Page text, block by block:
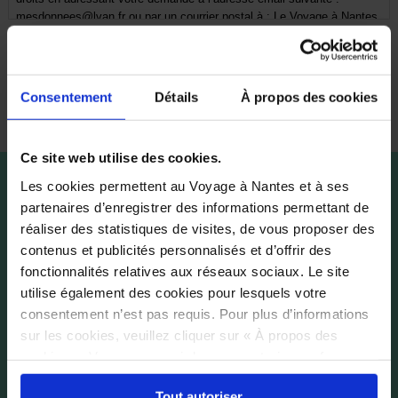
Consentement Détails À propos des cookies
Ce site web utilise des cookies.
Les cookies permettent au Voyage à Nantes et à ses
partenaires d’enregistrer des informations permettant de
réaliser des statistiques de visites, de vous proposer des
contenus et publicités personnalisés et d’offrir des
fonctionnalités relatives aux réseaux sociaux. Le site
utilise également des cookies pour lesquels votre
consentement n’est pas requis. Pour plus d’informations
sur les cookies, veuillez cliquer sur « À propos des
sélectionner les cookies selon les finalités via l'onglet
mesdonnees@lvan.frou par un courrier postal à : Le Voyage à Nantes,
copie de votre pièce d’identité). Pour en savoir plus, reportez-vous à la